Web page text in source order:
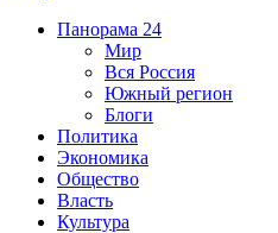
Панорама 24
Мир
Вся Россия
Южный регион
Блоги
Политика
Экономика
Общество
Власть
Культура